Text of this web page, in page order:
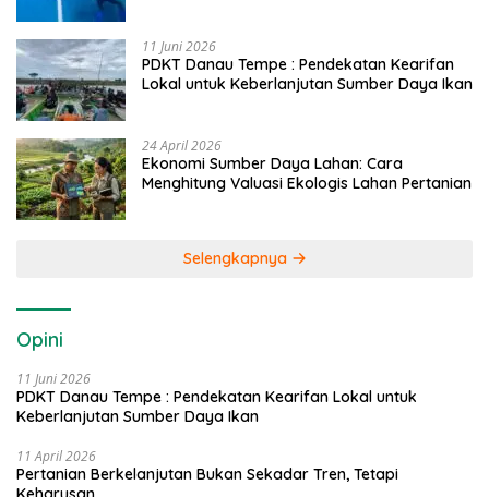
11 Juni 2026
PDKT Danau Tempe : Pendekatan Kearifan
Lokal untuk Keberlanjutan Sumber Daya Ikan
24 April 2026
Ekonomi Sumber Daya Lahan: Cara
Menghitung Valuasi Ekologis Lahan Pertanian
Selengkapnya
Opini
11 Juni 2026
PDKT Danau Tempe : Pendekatan Kearifan Lokal untuk
Keberlanjutan Sumber Daya Ikan
11 April 2026
Pertanian Berkelanjutan Bukan Sekadar Tren, Tetapi